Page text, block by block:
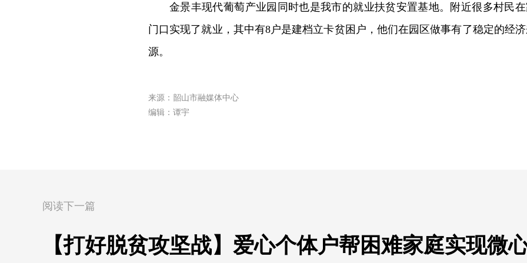
金景丰现代葡萄产业园同时也是我市的就业扶贫安置基地。附近很多村民
门口实现了就业，其中有8户是建档立卡贫困户，他们在园区做事有了稳定的经
源。
来源：韶山市融媒体中心
编辑：谭宇
阅读下一篇
【打好脱贫攻坚战】爱心个体户帮困难家庭实现微